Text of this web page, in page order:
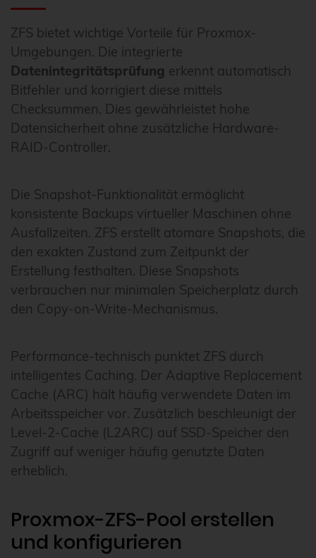
ZFS bietet wichtige Vorteile für Proxmox-
Umgebungen. Die integrierte
Datenintegritätsprüfung erkennt automatisch
Bitfehler und korrigiert diese mittels
Checksummen. Dies gewährleistet hohe
Datensicherheit ohne zusätzliche Hardware-
RAID-Controller.
Die Snapshot-Funktionalität ermöglicht
konsistente Backups virtueller Maschinen ohne
Ausfallzeiten. ZFS erstellt atomare Snapshots, die
den exakten Zustand zum Zeitpunkt der
Erstellung festhalten. Diese Snapshots
verbrauchen nur minimalen Speicherplatz durch
den Copy-on-Write-Mechanismus.
Performance-technisch punktet ZFS durch
intelligentes Caching. Der Adaptive Replacement
Cache (ARC) hält häufig verwendete Daten im
Arbeitsspeicher vor. Zusätzlich beschleunigt der
Level-2-Cache (L2ARC) auf SSD-Speicher den
Zugriff auf weniger häufig genutzte Daten
erheblich.
Proxmox-ZFS-Pool erstellen
und konfigurieren